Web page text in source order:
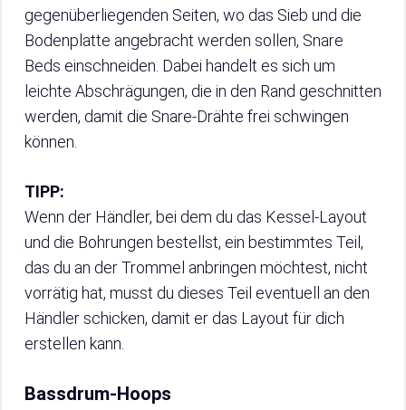
gegenüberliegenden Seiten, wo das Sieb und die
Bodenplatte angebracht werden sollen, Snare
Beds einschneiden. Dabei handelt es sich um
leichte Abschrägungen, die in den Rand geschnitten
werden, damit die Snare-Drähte frei schwingen
können.
TIPP:
Wenn der Händler, bei dem du das Kessel-Layout
und die Bohrungen bestellst, ein bestimmtes Teil,
das du an der Trommel anbringen möchtest, nicht
vorrätig hat, musst du dieses Teil eventuell an den
Händler schicken, damit er das Layout für dich
erstellen kann.
Bassdrum-Hoops